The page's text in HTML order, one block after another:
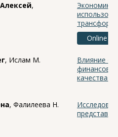
,
Online
, Ислам М.
Влияние
качества
, Фалилеева Н.